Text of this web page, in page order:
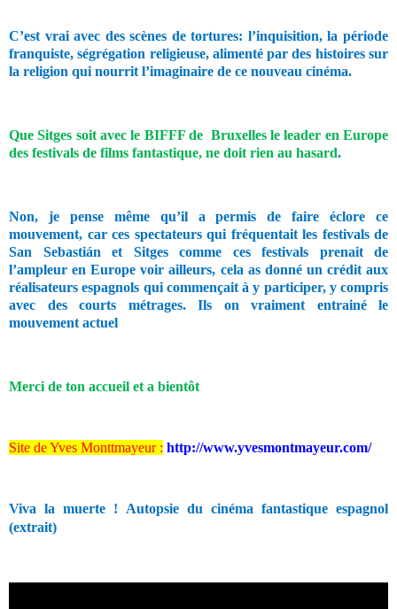
C’est vrai avec des scènes de tortures: l’inquisition, la période
franquiste, ségrégation religieuse, alimenté par des histoires sur
la religion qui nourrit l’imaginaire de ce nouveau cinéma.
Que Sitges soit avec le BIFFF de Bruxelles le leader en Europe
des festivals de films fantastique, ne doit rien au hasard.
Non, je pense même qu’il a permis de faire éclore ce
mouvement, car ces spectateurs qui fréquentait les festivals de
San Sebastián et Sitges comme ces festivals prenait de
l’ampleur en Europe voir ailleurs, cela as donné un crédit aux
réalisateurs espagnols qui commençait à y participer, y compris
avec des courts métrages. Ils on vraiment entrainé le
mouvement actuel
Merci de ton accueil et a bientôt
Site de Yves Monttmayeur : http://www.yvesmontmayeur.com/
Viva la muerte ! Autopsie du cinéma fantastique espagnol
(extrait)